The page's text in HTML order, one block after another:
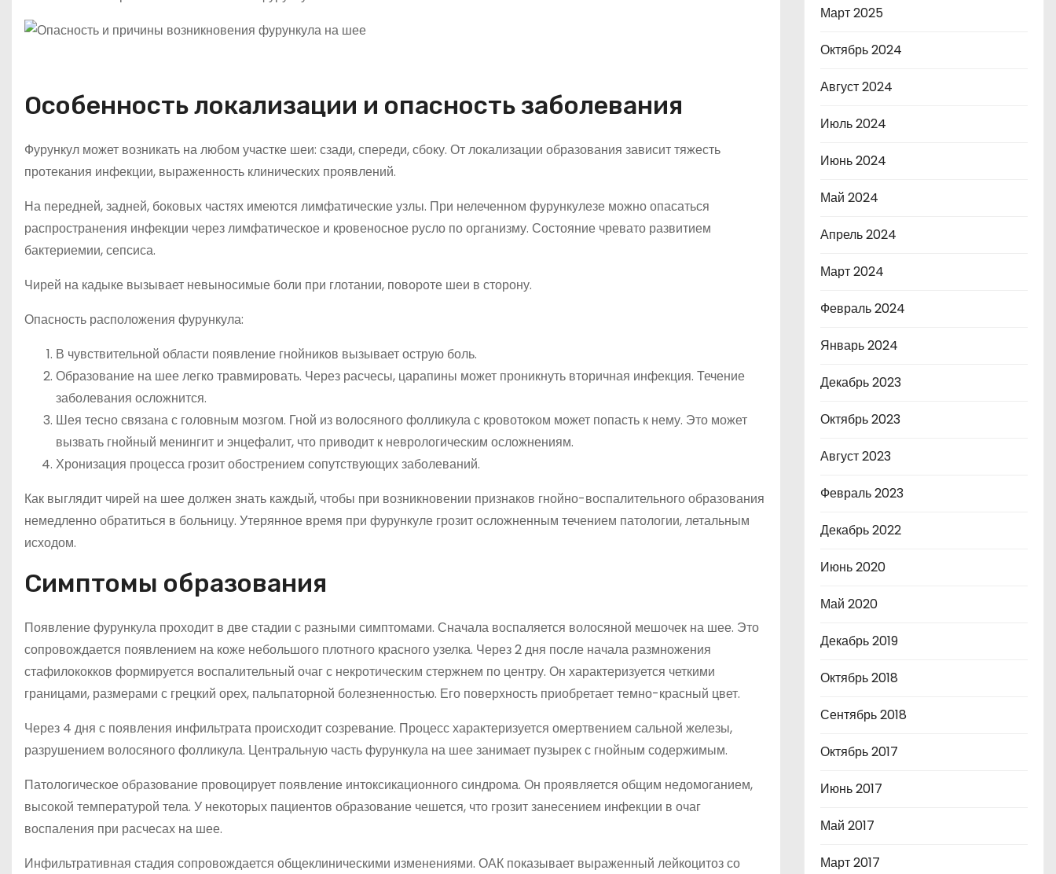
Особенность локализации и опасность заболевания
Фурункул может возникать на любом участке шеи: сзади, спереди, сбоку. От локализации образования зависит тяжесть
протекания инфекции, выраженность клинических проявлений.
На передней, задней, боковых частях имеются лимфатические узлы. При нелеченном фурункулезе можно опасаться
распространения инфекции через лимфатическое и кровеносное русло по организму. Состояние чревато развитием
бактериемии, сепсиса.
Чирей на кадыке вызывает невыносимые боли при глотании, повороте шеи в сторону.
Опасность расположения фурункула:
В чувствительной области появление гнойников вызывает острую боль.
Образование на шее легко травмировать. Через расчесы, царапины может проникнуть вторичная инфекция. Течение
заболевания осложнится.
Шея тесно связана с головным мозгом. Гной из волосяного фолликула с кровотоком может попасть к нему. Это может
вызвать гнойный менингит и энцефалит, что приводит к неврологическим осложнениям.
Хронизация процесса грозит обострением сопутствующих заболеваний.
Как выглядит чирей на шее должен знать каждый, чтобы при возникновении признаков гнойно-воспалительного образования
немедленно обратиться в больницу. Утерянное время при фурункуле грозит осложненным течением патологии, летальным
исходом.
Симптомы образования
Появление фурункула проходит в две стадии с разными симптомами. Сначала воспаляется волосяной мешочек на шее. Это
сопровождается появлением на коже небольшого плотного красного узелка. Через 2 дня после начала размножения
стафилококков формируется воспалительный очаг с некротическим стержнем по центру. Он характеризуется четкими
границами, размерами с грецкий орех, пальпаторной болезненностью. Его поверхность приобретает темно-красный цвет.
Через 4 дня с появления инфильтрата происходит созревание. Процесс характеризуется омертвением сальной железы,
разрушением волосяного фолликула. Центральную часть фурункула на шее занимает пузырек с гнойным содержимым.
Патологическое образование провоцирует появление интоксикационного синдрома. Он проявляется общим недомоганием,
высокой температурой тела. У некоторых пациентов образование чешется, что грозит занесением инфекции в очаг
воспаления при расчесах на шее.
Инфильтративная стадия сопровождается общеклиническими изменениями. ОАК показывает выраженный лейкоцитоз со
Март 2025
Октябрь 2024
Август 2024
Июль 2024
Июнь 2024
Май 2024
Апрель 2024
Март 2024
Февраль 2024
Январь 2024
Декабрь 2023
Октябрь 2023
Август 2023
Февраль 2023
Декабрь 2022
Июнь 2020
Май 2020
Декабрь 2019
Октябрь 2018
Сентябрь 2018
Октябрь 2017
Июнь 2017
Май 2017
Март 2017